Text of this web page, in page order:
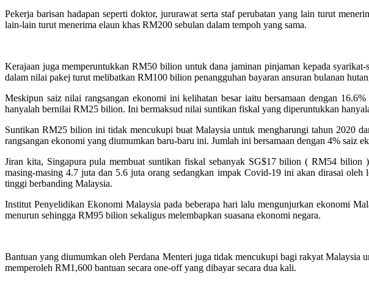
Pekerja barisan hadapan seperti doktor, jururawat serta staf perubatan yang lain turut
lain-lain turut menerima elaun khas RM200 sebulan dalam tempoh yang sama.
Kerajaan juga memperuntukkan RM50 bilion untuk dana jaminan pinjaman kepada
dalam nilai pakej turut melibatkan RM100 bilion penangguhan bayaran ansuran bulanan
Meskipun saiz nilai rangsangan ekonomi ini kelihatan besar iaitu bersamaan dengan
hanyalah bernilai RM25 bilion. Ini bermaksud nilai suntikan fiskal yang diperuntukkan
Suntikan RM25 bilion ini tidak mencukupi buat Malaysia untuk mengharungi tahun 2020
rangsangan ekonomi yang diumumkan baru-baru ini. Jumlah ini bersamaan dengan 4% saiz
Jiran kita, Singapura pula membuat suntikan fiskal sebanyak SG$17 bilion ( RM54
masing-masing 4.7 juta dan 5.6 juta orang sedangkan impak Covid-19 ini akan dirasai
tinggi berbanding Malaysia.
Institut Penyelidikan Ekonomi Malaysia pada beberapa hari lalu mengunjurkan ekonomi
menurun sehingga RM95 bilion sekaligus melembapkan suasana ekonomi negara.
Bantuan yang diumumkan oleh Perdana Menteri juga tidak mencukupi bagi rakyat Malaysia
memperoleh RM1,600 bantuan secara one-off yang dibayar secara dua kali.